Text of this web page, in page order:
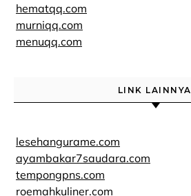
hematqq.com
murniqq.com
menuqq.com
LINK LAINNYA
lesehangurame.com
ayambakar7saudara.com
tempongpns.com
roemahkuliner.com